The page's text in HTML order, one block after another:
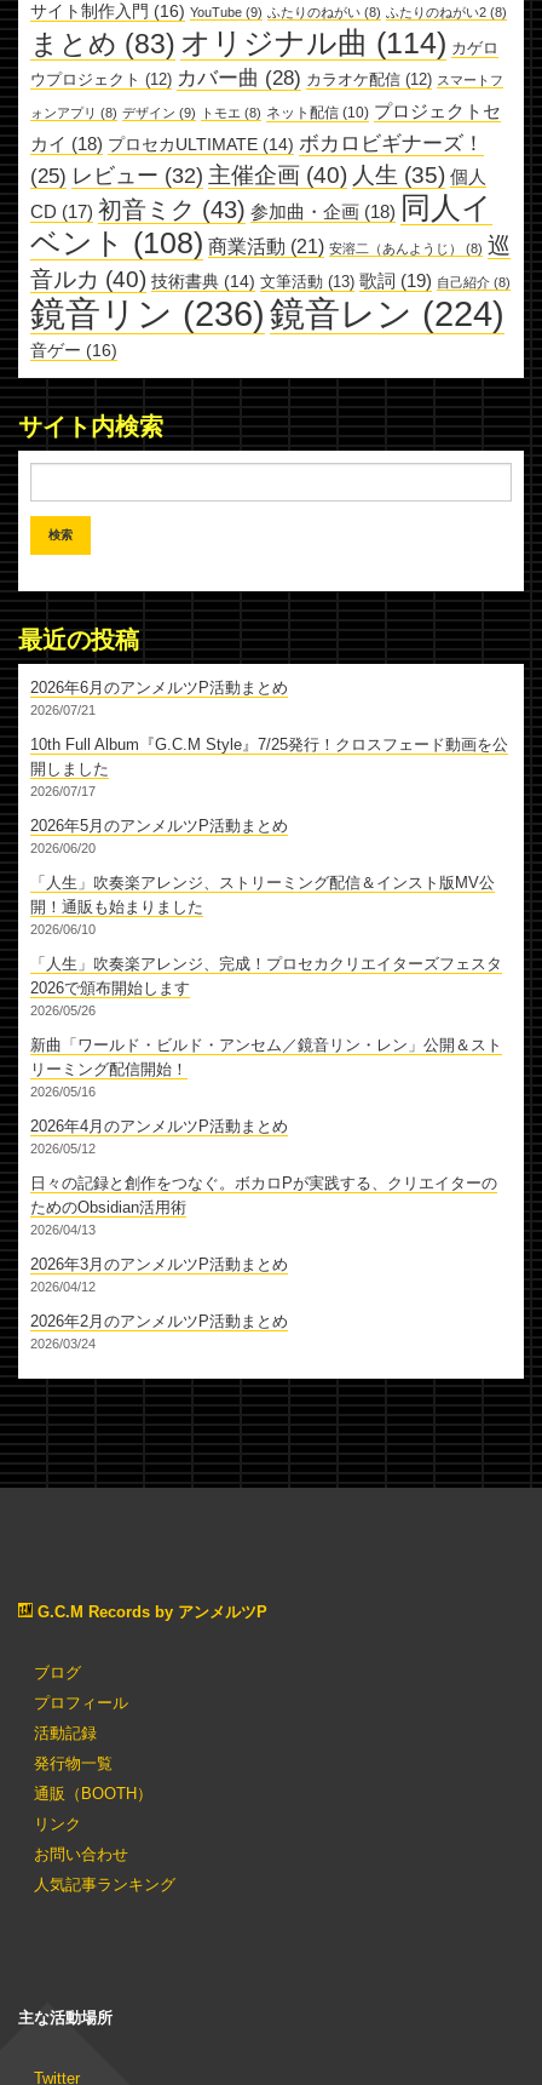
サイト制作入門 (16) YouTube (9) ふたりのねがい (8) ふたりのねがい2 (8)
まとめ (83) オリジナル曲 (114) カゲロ
ウプロジェクト (12) カバー曲 (28) カラオケ配信 (12) スマートフ
ォンアプリ (8) デザイン (9) トモエ (8) ネット配信 (10) プロジェクトセ
カイ (18) プロセカULTIMATE (14) ボカロビギナーズ！
(25) レビュー (32) 主催企画 (40) 人生 (35) 個人
CD (17) 初音ミク (43) 参加曲・企画 (18) 同人イ
ベント (108) 商業活動 (21) 安溶二（あんようじ） (8) 巡
音ルカ (40) 技術書典 (14) 文筆活動 (13) 歌詞 (19) 自己紹介 (8)
鏡音リン (236)鏡音レン (224)
音ゲー (16)
サイト内検索
最近の投稿
2026年6月のアンメルツP活動まとめ
2026/07/21
10th Full Album『G.C.M Style』7/25発行！クロスフェード動画を公
開しました
2026/07/17
2026年5月のアンメルツP活動まとめ
2026/06/20
「人生」吹奏楽アレンジ、ストリーミング配信＆インスト版MV公
開！通販も始まりました
2026/06/10
「人生」吹奏楽アレンジ、完成！プロセカクリエイターズフェスタ
2026で頒布開始します
2026/05/26
新曲「ワールド・ビルド・アンセム／鏡音リン・レン」公開＆スト
リーミング配信開始！
2026/05/16
2026年4月のアンメルツP活動まとめ
2026/05/12
日々の記録と創作をつなぐ。ボカロPが実践する、クリエイターの
ためのObsidian活用術
2026/04/13
2026年3月のアンメルツP活動まとめ
2026/04/12
2026年2月のアンメルツP活動まとめ
2026/03/24
G.C.M Records by アンメルツP
ブログ
プロフィール
活動記録
発行物一覧
通販（BOOTH）
リンク
お問い合わせ
人気記事ランキング
主な活動場所
Twitter